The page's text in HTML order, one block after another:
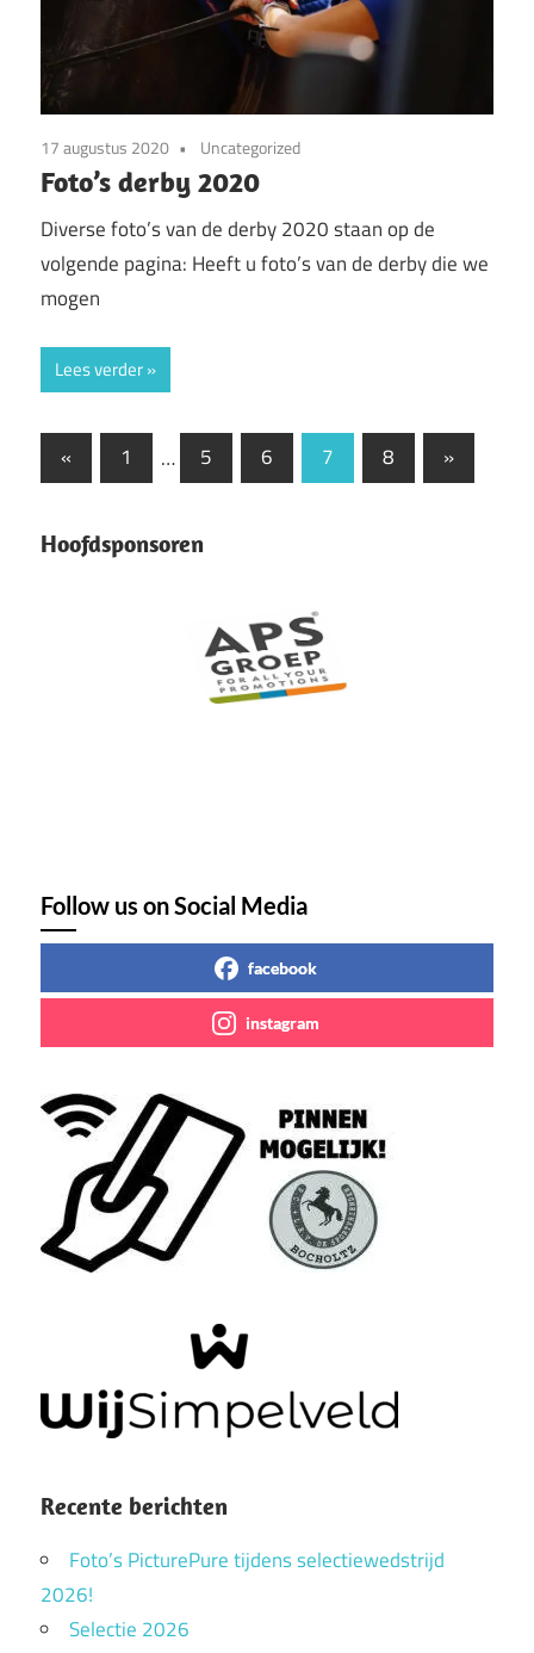
17 augustus 2020 Uncategorized
Foto’s derby 2020
Diverse foto’s van de derby 2020 staan op de
volgende pagina: Heeft u foto’s van de derby die we
mogen
Lees verder
Berichten
« Vorige
berichten
1 … 5 6 7 8
Volgende
berichten
»
Hoofdsponsoren
Follow us on Social Media
facebook
instagram
Recente berichten
Foto’s PicturePure tijdens selectiewedstrijd
2026!
Selectie 2026